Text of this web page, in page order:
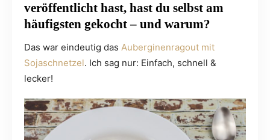
veröffentlicht hast, hast du selbst am
häufigsten gekocht – und warum?
Das war eindeutig das Auberginenragout mit
Sojaschnetzel. Ich sag nur: Einfach, schnell &
lecker!